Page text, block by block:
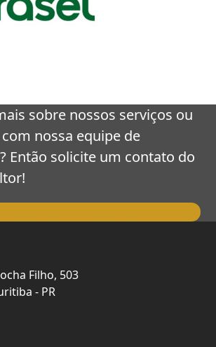
sobre nossos serviços ou
nossa equipe de
Então solicite um contato do
Filho, 503
- PR